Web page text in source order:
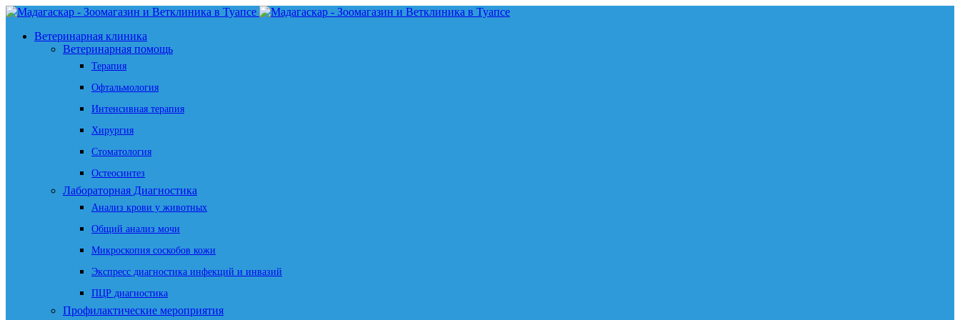
Ветеринарная клиника
Ветеринарная помощь
Терапия
Офтальмология
Интенсивная терапия
Хирургия
Стоматология
Остеосинтез
Лабораторная Диагностика
Анализ крови у животных
Общий анализ мочи
Микроскопия соскобов кожи
Экспресс диагностика инфекций и инвазий
ПЦР диагностика
Профилактические мероприятия